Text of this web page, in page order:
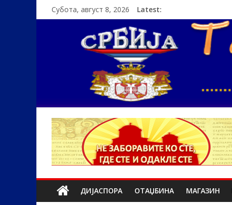
Субота, август 8, 2026 Latest:
ДИЈАСПОРА ОТАЏБИНА МАГАЗИН